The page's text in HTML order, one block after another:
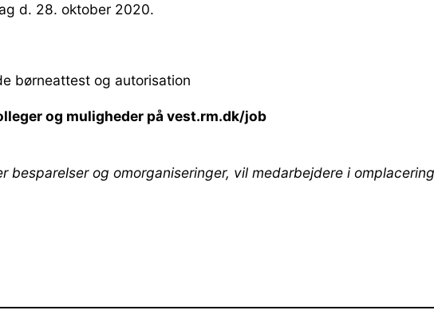
d. 28. oktober 2020.
børneattest og autorisation
og muligheder på vest.rm.dk/job
besparelser og omorganiseringer, vil medarbejdere i